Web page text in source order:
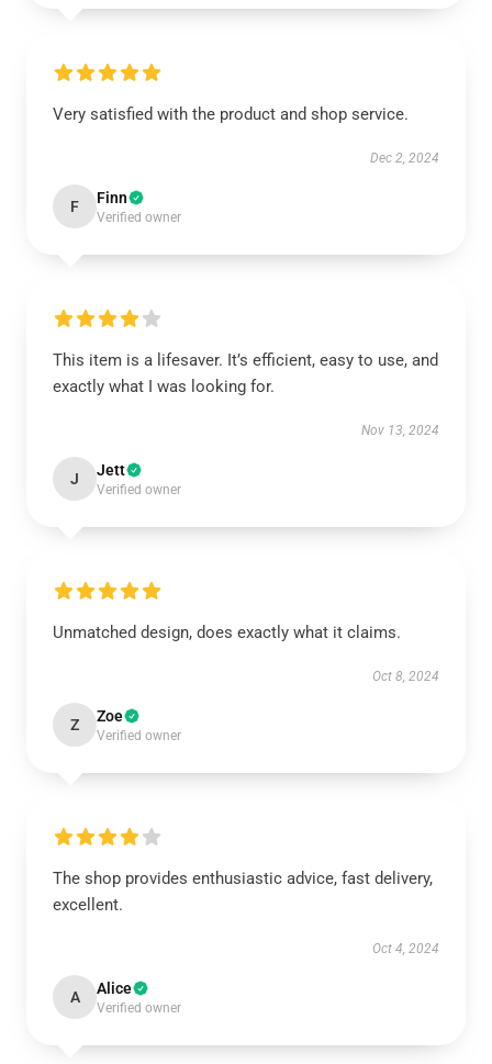
Very satisfied with the product and shop service.
Dec 2, 2024
F Finn
Verified owner
This item is a lifesaver. It’s efficient, easy to use, and
exactly what I was looking for.
Nov 13, 2024
J Jett
Verified owner
Unmatched design, does exactly what it claims.
Oct 8, 2024
Z Zoe
Verified owner
The shop provides enthusiastic advice, fast delivery,
excellent.
Oct 4, 2024
A Alice
Verified owner